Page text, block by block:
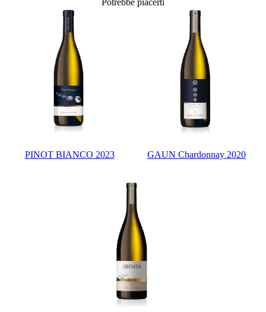
Potrebbe piacerti
PINOT BIANCO 2023 GAUN Chardonnay 2020